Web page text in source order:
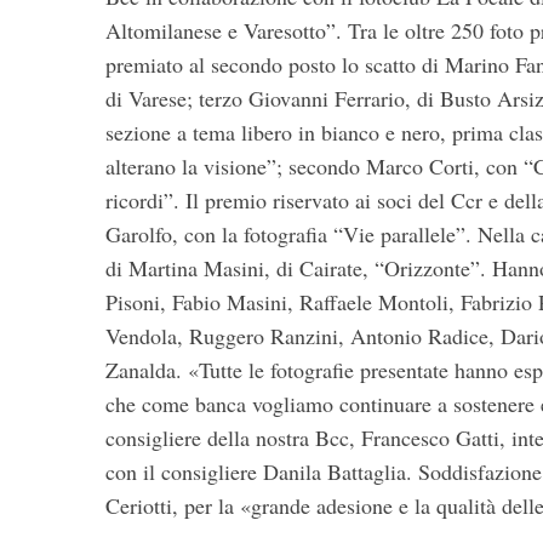
Altomilanese e Varesotto”. Tra le oltre 250 foto
premiato al secondo posto lo scatto di Marino
di Varese; terzo Giovanni Ferrario, di Busto
sezione a tema libero in bianco e nero, prima
alterano la visione”; secondo Marco Corti, con
ricordi”. Il premio riservato ai soci del Ccr e
Garolfo, con la fotografia “Vie parallele”. Nella
di Martina Masini, di Cairate, “Orizzonte”.
Pisoni, Fabio Masini, Raffaele Montoli,
Vendola, Ruggero Ranzini, Antonio Radice,
Zanalda. «Tutte le fotografie presentate hanno
che come banca vogliamo continuare a
consigliere della nostra Bcc, Francesco Gatti,
con il consigliere Danila Battaglia.
Ceriotti, per la «grande adesione e la qualità
e
a
r
c
f
o
r
: